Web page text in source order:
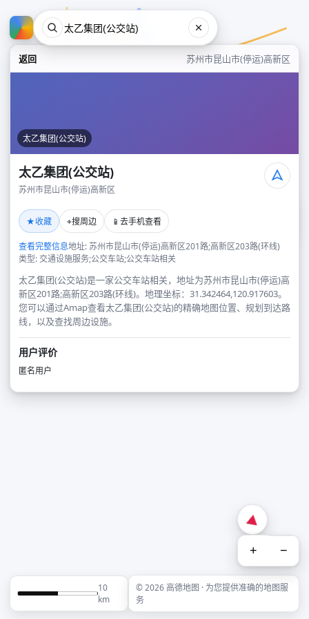
返回 苏州市昆山市(停运)高新区
太乙集团(公交站)
太乙集团(公交站)
苏州市昆山市(停运)高新区
★收藏 ⌖搜周边 📱 去手机查看
查看完整信息地址: 苏州市昆山市(停运)高新区201路;高新区203路(环线)
类型: 交通设施服务;公交车站;公交车站相关
太乙集团(公交站)是一家公交车站相关，地址为苏州市昆山市(停运)高
新区201路;高新区203路(环线)。地理坐标：31.342464,120.917603。
您可以通过Amap查看太乙集团(公交站)的精确地图位置、规划到达路
线，以及查找周边设施。
用户评价
匿名用户
+ −
10
km
© 2026 高德地图 · 为您提供准确的地图服
务